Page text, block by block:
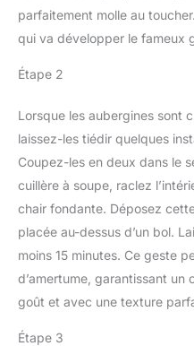
parfaitement molle au
qui va développer le fameux
Étape 2
Lorsque les aubergines sont
laissez-les tiédir quelques
Coupez-les en deux dans le
cuillère à soupe, raclez
chair fondante. Déposez
placée au-dessus d’un bol.
moins 15 minutes. Ce geste
d’amertume, garantissant un
goût et avec une texture
Étape 3